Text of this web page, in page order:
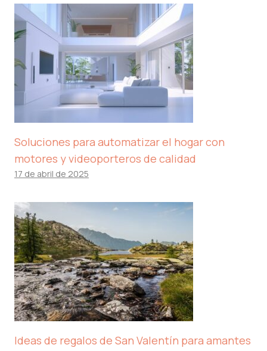
Soluciones para automatizar el hogar con
motores y videoporteros de calidad
17 de abril de 2025
Ideas de regalos de San Valentín para amantes